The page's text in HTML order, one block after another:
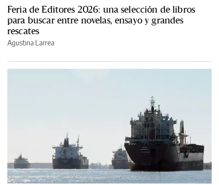
Feria de Editores 2026: una selección de libros
para buscar entre novelas, ensayo y grandes
rescates
Agustina Larrea